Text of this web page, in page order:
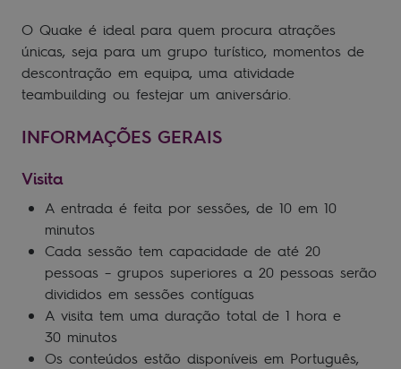
O Quake é ideal para quem procura atrações
únicas, seja para um grupo turístico, momentos de
descontração em equipa, uma atividade
teambuilding ou festejar um aniversário.
INFORMAÇÕES GERAIS
Visita
A entrada é feita por sessões, de 10 em 10
minutos
Cada sessão tem capacidade de até 20
pessoas – grupos superiores a 20 pessoas serão
divididos em sessões contíguas
A visita tem uma duração total de 1 hora e
30 minutos
Os conteúdos estão disponíveis em Português,